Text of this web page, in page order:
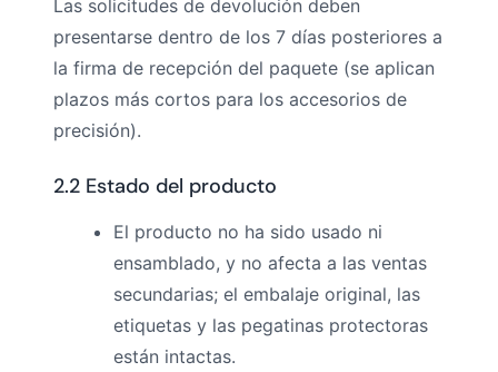
Las solicitudes de devolución deben
presentarse dentro de los 7 días posteriores a
la firma de recepción del paquete (se aplican
plazos más cortos para los accesorios de
precisión).
2.2 Estado del producto
El producto no ha sido usado ni
ensamblado, y no afecta a las ventas
secundarias; el embalaje original, las
etiquetas y las pegatinas protectoras
están intactas.